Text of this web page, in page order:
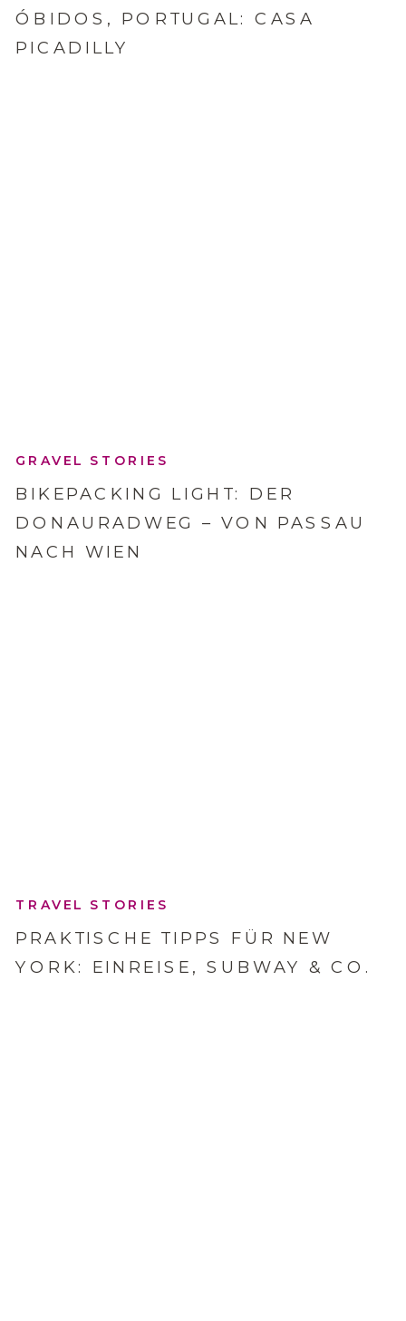
ÓBIDOS, PORTUGAL: CASA
PICADILLY
GRAVEL STORIES
BIKEPACKING LIGHT: DER
DONAURADWEG – VON PASSAU
NACH WIEN
TRAVEL STORIES
PRAKTISCHE TIPPS FÜR NEW
YORK: EINREISE, SUBWAY & CO.